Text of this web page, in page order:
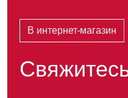
В интернет-магазин